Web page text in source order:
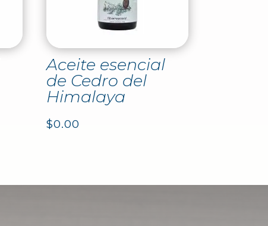
Aceite esencial
de Cedro del
Himalaya
$0.00